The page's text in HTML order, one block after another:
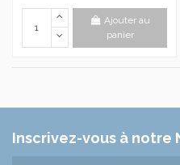
Ajouter au
panier
Inscrivez-vous à notre